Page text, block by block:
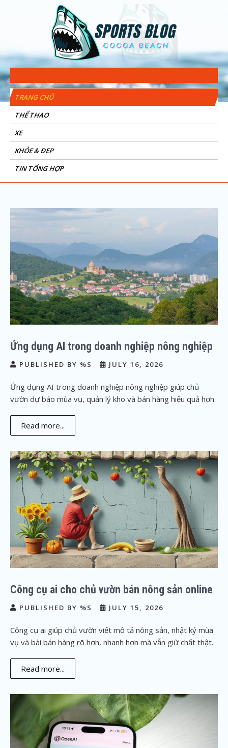
Sports Blog
Cocoa Beach
TRANG CHỦ
THỂ THAO
XE
KHỎE & ĐẸP
TIN TỔNG HỢP
Ứng dụng AI trong doanh nghiệp nông nghiệp
PUBLISHED BY %S JULY 16, 2026
Ứng dụng AI trong doanh nghiệp nông nghiệp giúp chủ
vườn dự báo mùa vụ, quản lý kho và bán hàng hiệu quả hơn.
Read more...
Công cụ ai cho chủ vườn bán nông sản online
PUBLISHED BY %S JULY 15, 2026
Công cụ ai giúp chủ vườn viết mô tả nông sản, nhật ký mùa
vụ và bài bán hàng rõ hơn, nhanh hơn mà vẫn giữ chất thật.
Read more...